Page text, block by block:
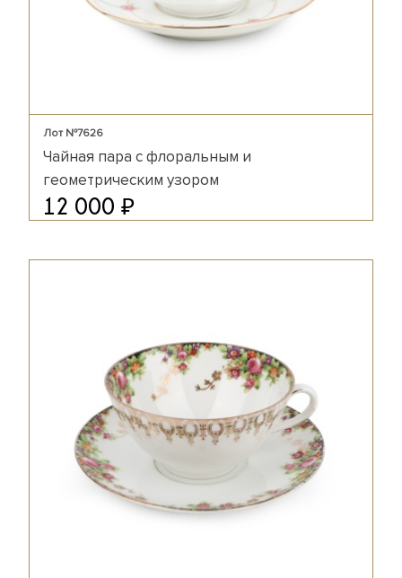
Лот №7626
Чайная пара с флоральным и
геометрическим узором
12 000 ₽